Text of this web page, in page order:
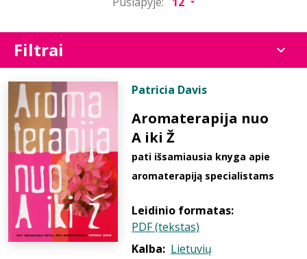
Filtrai
Patricia Davis
Aromaterapija nuo
A iki Ž
pati išsamiausia knyga apie
aromaterapiją specialistams
Leidinio formatas:
PDF (tekstas)
Kalba: Lietuvių